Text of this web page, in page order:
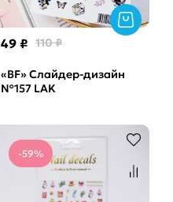
49 ₽ 110 ₽
«BF» Слайдер-дизайн
№157 LAK
-59%